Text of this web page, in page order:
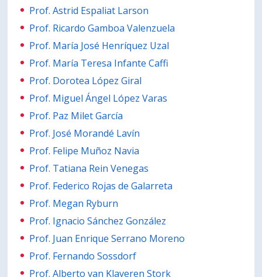
Estudiantes
Prof. Astrid Espaliat Larson
Prof. Ricardo Gamboa Valenzuela
Prof. María José Henríquez Uzal
Prof. María Teresa Infante Caffi
Prof. Dorotea López Giral
Prof. Miguel Ángel López Varas
Prof. Paz Milet García
Prof. José Morandé Lavín
Prof. Felipe Muñoz Navia
Prof. Tatiana Rein Venegas
Prof. Federico Rojas de Galarreta
Prof. Megan Ryburn
Prof. Ignacio Sánchez González
Prof. Juan Enrique Serrano Moreno
Prof. Fernando Sossdorf
Prof. Alberto van Klaveren Stork